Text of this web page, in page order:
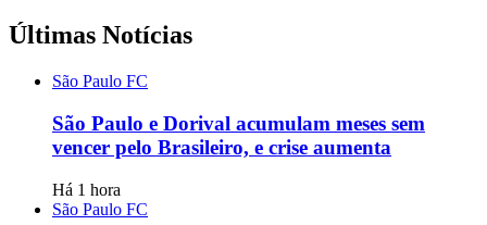
Últimas Notícias
São Paulo FC
São Paulo e Dorival acumulam meses sem
vencer pelo Brasileiro, e crise aumenta
Há 1 hora
São Paulo FC